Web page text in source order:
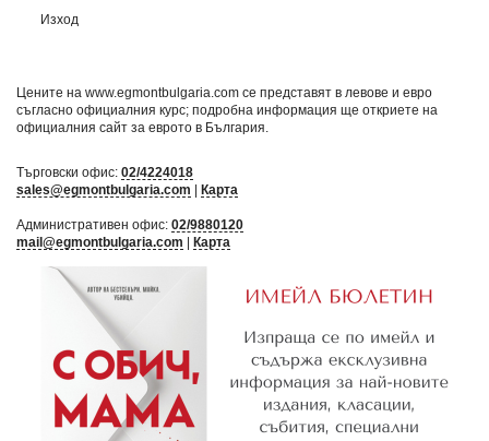
Изход
Цените на www.egmontbulgaria.com се представят в левове и евро
съгласно официалния курс; подробна информация ще откриете на
официалния сайт за еврото в България
Търговски офис: 02/4224018
sales@egmontbulgaria.com
Карта
Административен офис: 02/9880120
mail@egmontbulgaria.com
Карта